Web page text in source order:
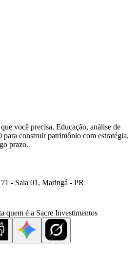
você precisa. Educação, análise de
para construir patrimônio com estratégia,
prazo.
- Sala 01, Maringá - PR
quem é a Sacre Investimentos